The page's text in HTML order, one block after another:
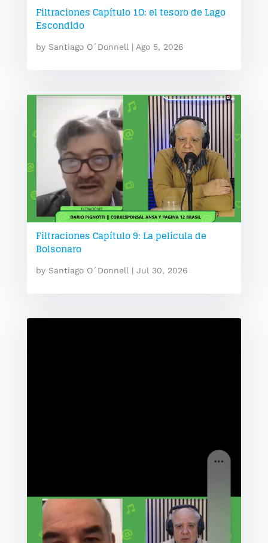
Filtraciones Capítulo 1O: el tesoro de Lago
Escondido
by Santiago O´Donnell | Ago 5, 2026
Filtraciones Capítulo 9: La película de
Bolsonaro
by Santiago O´Donnell | Jul 30, 2026